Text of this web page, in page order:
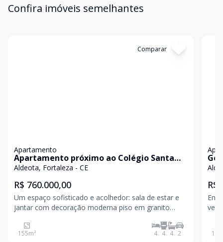
Confira imóveis semelhantes
Comparar
Apartamento
Apartamento próximo ao Colégio Santa
Cecilia
Aldeota, Fortaleza - CE
R$ 760.000,00
Um espaço sofisticado e acolhedor: sala de estar e
jantar com decoração moderna piso em granito
convidativa para momentos especiais. A parte intima
são 4 suítes + DCE, cozinha com bastante armários,
155m² 4 4 4 2
R$
Em
vez
195